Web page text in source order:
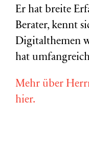
Er hat breite
Berater, kennt
Digitalthemen
hat
Mehr über
hier.